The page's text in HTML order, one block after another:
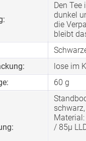
Den
dunkel
die
bleibt
lose im
60 g
/ 85µ